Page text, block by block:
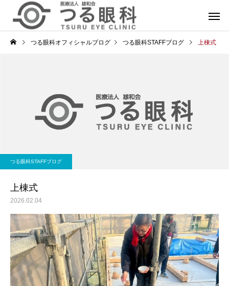
つる眼科オフィシャルブログ つる眼科STAFFブログ 上棟式
つる眼科STAFFブログ
上棟式
2026.02.04